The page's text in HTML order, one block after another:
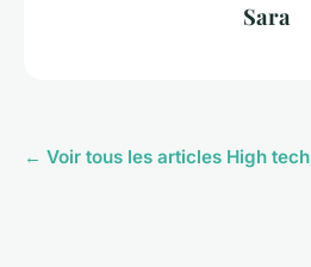
Sara
← Voir tous les articles High tech